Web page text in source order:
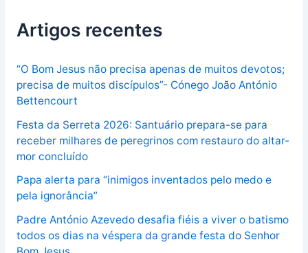
Artigos recentes
“O Bom Jesus não precisa apenas de muitos devotos;
precisa de muitos discípulos”- Cónego João António
Bettencourt
Festa da Serreta 2026: Santuário prepara-se para
receber milhares de peregrinos com restauro do altar-
mor concluído
Papa alerta para “inimigos inventados pelo medo e
pela ignorância”
Padre António Azevedo desafia fiéis a viver o batismo
todos os dias na véspera da grande festa do Senhor